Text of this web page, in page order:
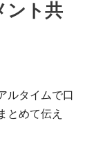
ント共
ルタイムで口
とめて伝え